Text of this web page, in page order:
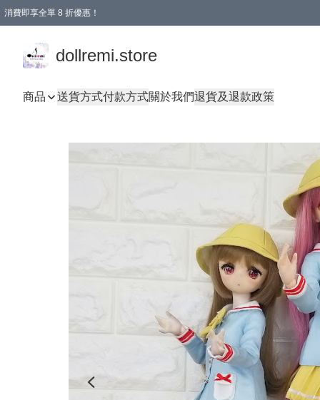
消費即享全單 8 折優惠！
dollremi.store
商品 送貨方式付款方式關於我們退貨及退款政策